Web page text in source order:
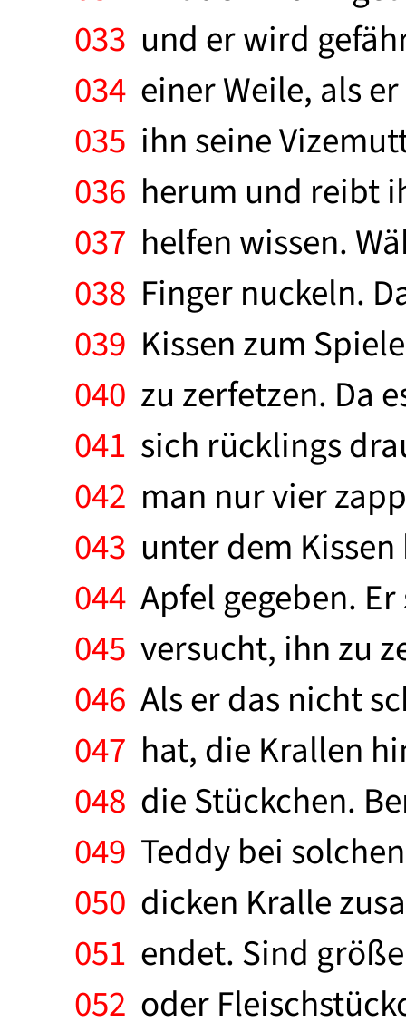
033 und er wird
034 einer Weile, als
035 ihn seine
036 herum und reibt
037 helfen wissen.
038 Finger nuckeln.
039 Kissen zum
040 zu zerfetzen. Da
041 sich rücklings
042 man nur vier
043 unter dem
044 Apfel gegeben.
045 versucht, ihn zu
046 Als er das nicht
047 hat, die Krallen
048 die Stückchen.
049 Teddy bei
050 dicken Kralle
051 endet. Sind
052 oder